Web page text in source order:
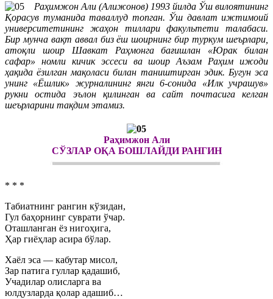
Раҳимжон Али (Алижонов) 1993 йилда Ўш вилоятининг
Қорасув туманида таваллуд топган. Ўш давлат ижтимоий
университетининг жаҳон тиллари факультети талабаси.
Бир мунча вақт аввал биз ёш шоирнинг бир туркум шеърлари,
атоқли шоир Шавкат Раҳмонга бағишлан «Юрак билан
сафар» номли кичик эссеси ва шоир Аъзам Раҳим ижоди
ҳақида ёзилган мақоласи билан таништирган эдик. Бугун эса
унинг «Ёшлик» журналининг янги 6-сонида «Илк учрашув»
рукни остида эълон қилинган ва сайт почтасига келган
шеърларини тақдим этамиз.
Раҳимжон Али
СЎЗЛАР ОҚА БОШЛАЙДИ РАНГИН
* * *
Табиатнинг рангин кўзидан,
Гул баҳорнинг суврати ўчар.
Оташланган ёз нигоҳига,
Ҳар гиёҳлар асира бўлар.
Хаёл эса — кабутар мисол,
Зар патига гуллар қадашиб,
Учадилар олисларга ва
юлдузларда қолар адашиб…